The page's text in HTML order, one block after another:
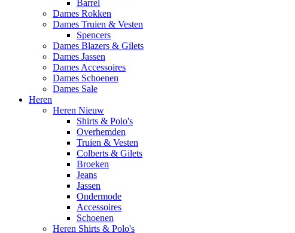
Barrel
Dames Rokken
Dames Truien & Vesten
Spencers
Dames Blazers & Gilets
Dames Jassen
Dames Accessoires
Dames Schoenen
Dames Sale
Heren
Heren Nieuw
Shirts & Polo's
Overhemden
Truien & Vesten
Colberts & Gilets
Broeken
Jeans
Jassen
Ondermode
Accessoires
Schoenen
Heren Shirts & Polo's